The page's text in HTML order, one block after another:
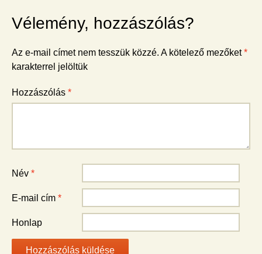
Vélemény, hozzászólás?
Az e-mail címet nem tesszük közzé. A kötelező mezőket*
karakterrel jelöltük
Hozzászólás *
Név *
E-mail cím *
Honlap